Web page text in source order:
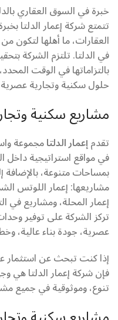
خبرة في السوق العقاري
العقارات، ما أهلها لتكون
في الدلتا. تلتزم الشركة
بالتزاماتها في الوقت
حلول سكنية وتجارية
مشاريع سكنية
تقدمإعمار الدلتامجموعة
في مواقع استراتيجية
بمساحات متنوعة، بالإضافة
مشاريعها: إعمار اللوتس
إعمار المحلة، ومشاريع في
تركز الشركة على توفير
عصرية، جودة بناء عالية،
إذا كنت تبحث عن استثمار
فإن شركة إعمار الدلتا هي
تنوع، وموثوقية في جميع